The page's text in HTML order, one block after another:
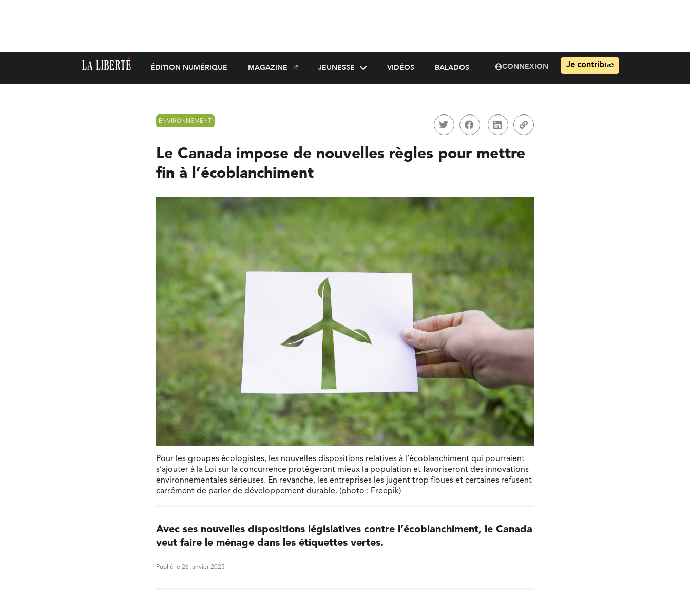
ÉDITION NUMÉRIQUE MAGAZINE JEUNESSE VIDÉOS BALADOS CONNEXION Je contribue
ENVIRONNEMENT
Le Canada impose de nouvelles règles pour mettre
fin à l’écoblanchiment
Pour les groupes écologistes, les nouvelles dispositions relatives à l’écoblanchiment qui pourraient
s’ajouter à la Loi sur la concurrence protègeront mieux la population et favoriseront des innovations
environnementales sérieuses. En revanche, les entreprises les jugent trop floues et certaines refusent
carrément de parler de développement durable. (photo : Freepik)
Avec ses nouvelles dispositions législatives contre l’écoblanchiment, le Canada
veut faire le ménage dans les étiquettes vertes.
Publié le 26 janvier 2025